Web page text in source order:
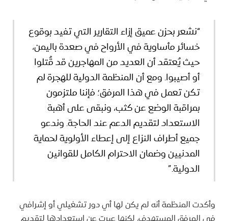
“نشعر بحزن عميق إزاء التقارير التي تفيد بوقوع
خسائر مأساوية في الأرواح في صعدة باليمن،
حيث يُعتقد أن العديد من المهاجرين قد قُتلوا
أو أصيبوا. ومع أن المنظمة الدولية للهجرة لم
تكن تعمل في هذا المرفق؛ فإننا ملتزمون
بمراقبة الوضع عن كثب، ونبقى على أهبة
الاستعداد لتقديم الدعم عند الحاجة. وندعو
جميع أطراف النزاع إلى إعطاء الأولوية لحماية
المدنيين وضمان الاحترام الكامل للقوانين
الدولية.”
وأكدت المنظمة أنه لم يكن لها أي دور تشغيلي أو إشرافي
في المرفق المستهدف، لكنها عبرت عن استعدادها لتقديم